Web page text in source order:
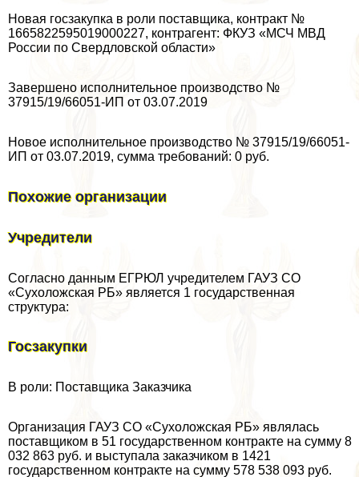
Новая госзакупка в роли поставщика, контpaкт №
1665822595019000227, контрагент: ФКУЗ «МСЧ МВД
России по Свердловской области»
Завершено исполнительное производство №
37915/19/66051-ИП от 03.07.2019
Новое исполнительное производство № 37915/19/66051-
ИП от 03.07.2019, сумма требований: 0 руб.
Похожие организации
Учредители
Согласно данным ЕГРЮЛ учредителем ГАУЗ СО
«Сухоложская РБ» является 1 государственная
структура:
Госзакупки
В роли: Поставщика Заказчика
Организация ГАУЗ СО «Сухоложская РБ» являлась
поставщиком в 51 государственном контpaкте на сумму 8
032 863 руб. и выступала заказчиком в 1421
государственном контpaкте на сумму 578 538 093 руб.